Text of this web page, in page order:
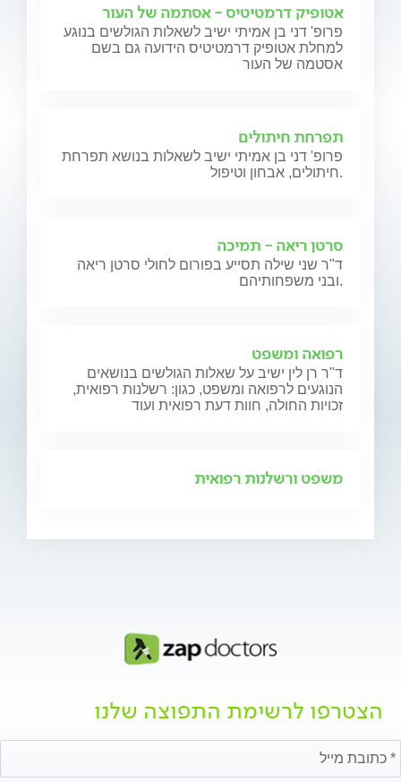
אטופיק דרמטיטיס - אסתמה של העור
פרופ' דני בן אמיתי ישיב לשאלות הגולשים בנוגע
למחלת אטופיק דרמטיטיס הידועה גם בשם
אסטמה של העור
תפרחת חיתולים
פרופ' דני בן אמיתי ישיב לשאלות בנושא תפרחת
חיתולים, אבחון וטיפול.
סרטן ריאה - תמיכה
ד"ר שני שילה תסייע בפורום לחולי סרטן ריאה
ובני משפחותיהם.
רפואה ומשפט
ד"ר רן לין ישיב על שאלות הגולשים בנושאים
הנוגעים לרפואה ומשפט, כגון: רשלנות רפואית,
זכויות החולה, חוות דעת רפואית ועוד
משפט ורשלנות רפואית
הצטרפו לרשימת התפוצה שלנו